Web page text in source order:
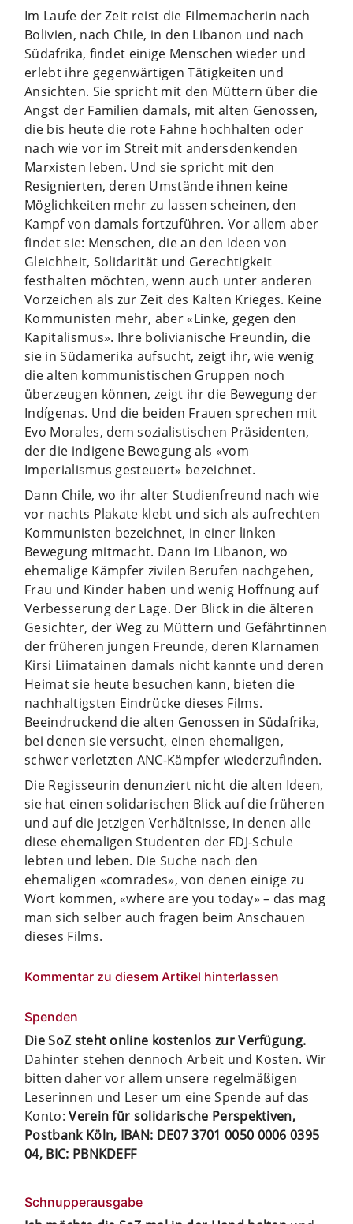
Im Laufe der Zeit reist die Filmemacherin nach
Bolivien, nach Chile, in den Libanon und nach
Südafrika, findet einige Menschen wieder und
erlebt ihre gegenwärtigen Tätigkeiten und
Ansichten. Sie spricht mit den Müttern über die
Angst der Familien damals, mit alten Genossen,
die bis heute die rote Fahne hochhalten oder
nach wie vor im Streit mit andersdenkenden
Marxisten leben. Und sie spricht mit den
Resignierten, deren Umstände ihnen keine
Möglichkeiten mehr zu lassen scheinen, den
Kampf von damals fortzuführen. Vor allem aber
findet sie: Menschen, die an den Ideen von
Gleichheit, Solidarität und Gerechtigkeit
festhalten möchten, wenn auch unter anderen
Vorzeichen als zur Zeit des Kalten Krieges. Keine
Kommunisten mehr, aber «Linke, gegen den
Kapitalismus». Ihre bolivianische Freundin, die
sie in Südamerika aufsucht, zeigt ihr, wie wenig
die alten kommunistischen Gruppen noch
überzeugen können, zeigt ihr die Bewegung der
Indígenas. Und die beiden Frauen sprechen mit
Evo Morales, dem sozialistischen Präsidenten,
der die indigene Bewegung als «vom
Imperialismus gesteuert» bezeichnet.
Dann Chile, wo ihr alter Studienfreund nach wie
vor nachts Plakate klebt und sich als aufrechten
Kommunisten bezeichnet, in einer linken
Bewegung mitmacht. Dann im Libanon, wo
ehemalige Kämpfer zivilen Berufen nachgehen,
Frau und Kinder haben und wenig Hoffnung auf
Verbesserung der Lage. Der Blick in die älteren
Gesichter, der Weg zu Müttern und Gefährtinnen
der früheren jungen Freunde, deren Klarnamen
Kirsi Liimatainen damals nicht kannte und deren
Heimat sie heute besuchen kann, bieten die
nachhaltigsten Eindrücke dieses Films.
Beeindruckend die alten Genossen in Südafrika,
bei denen sie versucht, einen ehemaligen,
schwer verletzten ANC-Kämpfer wiederzufinden.
Die Regisseurin denunziert nicht die alten Ideen,
sie hat einen solidarischen Blick auf die früheren
und auf die jetzigen Verhältnisse, in denen alle
diese ehemaligen Studenten der FDJ-Schule
lebten und leben. Die Suche nach den
ehemaligen «comrades», von denen einige zu
Wort kommen, «where are you today» – das mag
man sich selber auch fragen beim Anschauen
dieses Films.
Kommentar zu diesem Artikel hinterlassen
Spenden
Die SoZ steht online kostenlos zur Verfügung.
Dahinter stehen dennoch Arbeit und Kosten. Wir
bitten daher vor allem unsere regelmäßigen
Leserinnen und Leser um eine Spende auf das
Konto:Verein für solidarische Perspektiven,
Postbank Köln, IBAN: DE07 3701 0050 0006 0395
04, BIC: PBNKDEFF
Schnupperausgabe